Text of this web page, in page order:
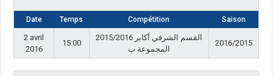
Date Temps Compétition Saison
2 avril
2016
15:00
القسم الشرفي أكابر 2015/2016
المجموعة ب
2016/2015